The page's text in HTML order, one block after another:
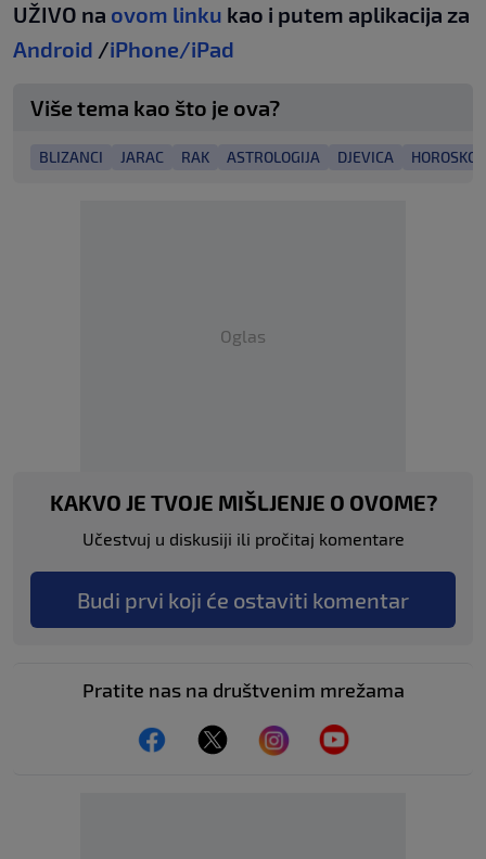
UŽIVO na ovom linku kao i putem aplikacija za
Android /iPhone/iPad
Više tema kao što je ova?
BLIZANCI JARAC RAK ASTROLOGIJA DJEVICA HOROSKOP
Oglas
KAKVO JE TVOJE MIŠLJENJE O OVOME?
Učestvuj u diskusiji ili pročitaj komentare
Budi prvi koji će ostaviti komentar
Pratite nas na društvenim mrežama